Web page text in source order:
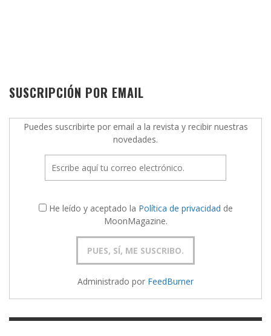
SUSCRIPCIÓN POR EMAIL
Puedes suscribirte por email a la revista y recibir nuestras
novedades.
He leído y aceptado la Política de privacidad de
MoonMagazine.
Administrado por FeedBurner